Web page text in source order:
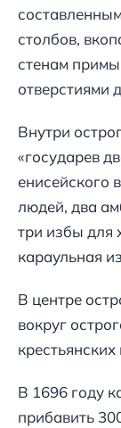
столбов,
стенам
отверстиями
Внутри
«государев
енисейского
людей, два
три избы для
караульная
В центре
вокруг
В 1696 году
прибавить